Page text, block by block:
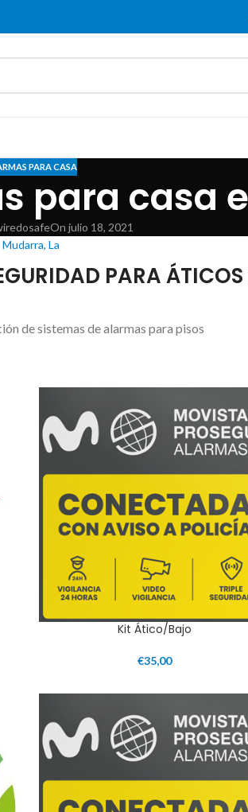
PARA CASA
para casa
On julio 18, 2021
Mudarra, La
PARA
de sistemas de alarmas para pisos
Kit Ático/Bajo
€35,00